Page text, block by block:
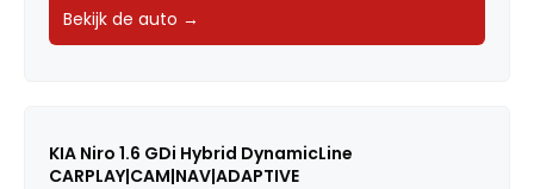
Bekijk de auto →
KIA Niro 1.6 GDi Hybrid DynamicLine
CARPLAY|CAM|NAV|ADAPTIVE